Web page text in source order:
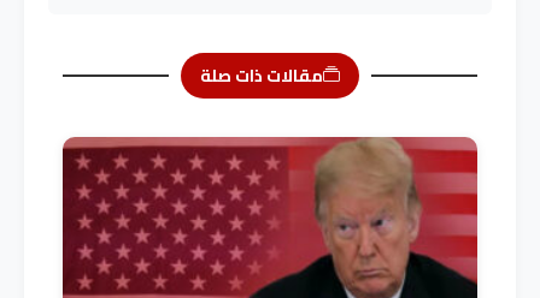
مقالات ذات صلة